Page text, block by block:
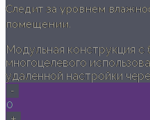
Следит за уровнем
помещении.
Модульная конструкция
многоцелевого
удаленной настройки
-
0